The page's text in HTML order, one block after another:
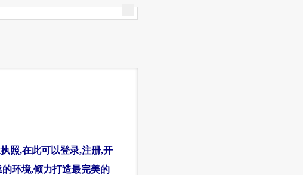
照,在此可以登录,注册,开
环境,倾力打造最完美的